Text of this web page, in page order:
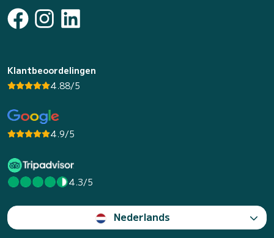
Klantbeoordelingen
4.88/5
4.9/5
4.3/5
Nederlands